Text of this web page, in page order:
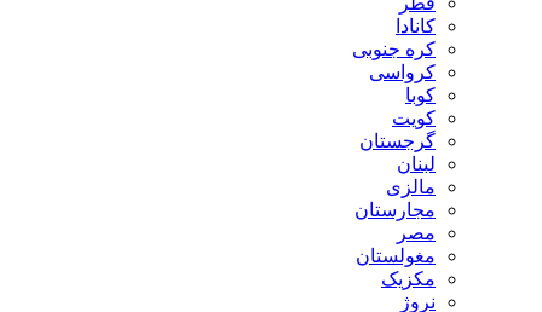
کانادا
کره جنوبی
کرواسی
کوبا
کویت
گرجستان
لبنان
مالزی
مجارستان
مصر
مغولستان
مکزیک
نروژ